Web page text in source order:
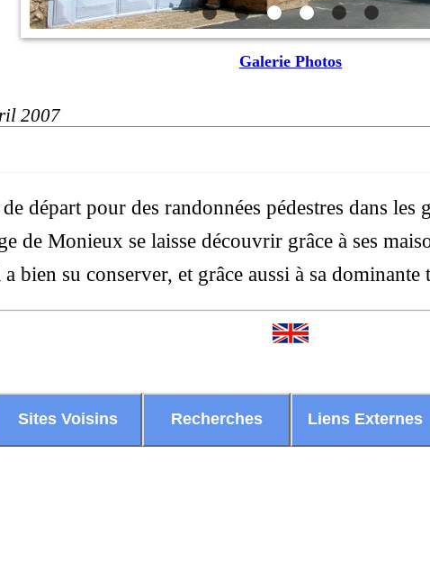
Galerie Photos
2007
départ pour des randonnées pédestres dans les
de Monieux se laisse découvrir grâce à ses
bien su conserver, et grâce aussi à sa
Sites Voisins Recherches Liens Externes